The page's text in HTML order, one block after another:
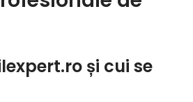
și cui se